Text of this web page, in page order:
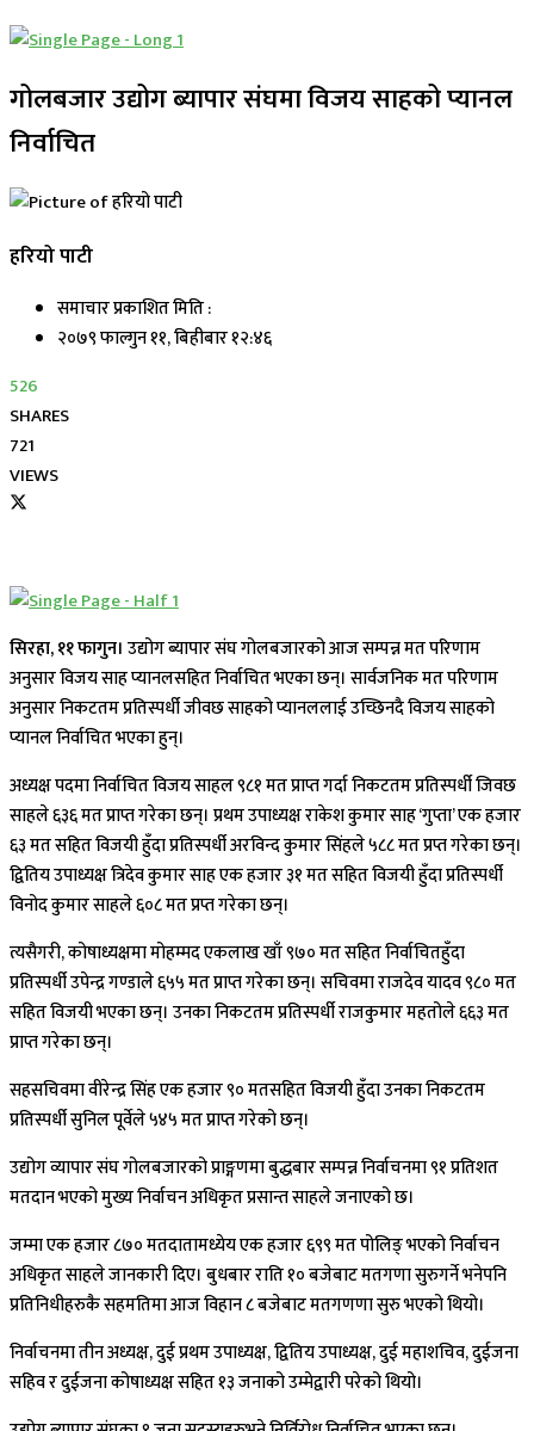
गोलबजार उद्योग ब्यापार संघमा विजय साहको प्यानल
निर्वाचित
हरियो पाटी
समाचार प्रकाशित मिति :
२०७९ फाल्गुन ११, बिहीबार १२:४६
526
SHARES
721
VIEWS
सिरहा, ११ फागुन। उद्योग ब्यापार संघ गोलबजारको आज सम्पन्न मत परिणाम
अनुसार विजय साह प्यानलसहित निर्वाचित भएका छन्। सार्वजनिक मत परिणाम
अनुसार निकटतम प्रतिस्पर्धी जीवछ साहको प्यानललाई उच्छिनदै विजय साहको
प्यानल निर्वाचित भएका हुन्।
अध्यक्ष पदमा निर्वाचित विजय साहल ९८१ मत प्राप्त गर्दा निकटतम प्रतिस्पर्धी जिवछ
साहले ६३६ मत प्राप्त गरेका छन्। प्रथम उपाध्यक्ष राकेश कुमार साह ‘गुप्ता’ एक हजार
६३ मत सहित विजयी हुँदा प्रतिस्पर्धी अरविन्द कुमार सिंहले ५८८ मत प्रप्त गरेका छन्।
द्वितिय उपाध्यक्ष त्रिदेव कुमार साह एक हजार ३१ मत सहित विजयी हुँदा प्रतिस्पर्धी
विनोद कुमार साहले ६०८ मत प्रप्त गरेका छन्।
त्यसैगरी, कोषाध्यक्षमा मोहम्मद एकलाख खाँ ९७० मत सहित निर्वाचितहुँदा
प्रतिस्पर्धी उपेन्द्र गण्डाले ६५५ मत प्राप्त गरेका छन्। सचिवमा राजदेव यादव ९८० मत
सहित विजयी भएका छन्। उनका निकटतम प्रतिस्पर्धी राजकुमार महतोले ६६३ मत
प्राप्त गरेका छन्।
सहसचिवमा वीरेन्द्र सिंह एक हजार ९० मतसहित विजयी हुँदा उनका निकटतम
प्रतिस्पर्धी सुनिल पूर्वेले ५४५ मत प्राप्त गरेको छन्।
उद्योग व्यापार संघ गोलबजारको प्राङ्गणमा बुद्धबार सम्पन्न निर्वाचनमा ९१ प्रतिशत
मतदान भएको मुख्य निर्वाचन अधिकृत प्रसान्त साहले जनाएको छ।
जम्मा एक हजार ८७० मतदातामध्येय एक हजार ६९९ मत पोलिङ् भएको निर्वाचन
अधिकृत साहले जानकारी दिए। बुधबार राति १० बजेबाट मतगणा सुरुगर्ने भनेपनि
प्रतिनिधीहरुकै सहमतिमा आज विहान ८ बजेबाट मतगणणा सुरु भएको थियो।
निर्वाचनमा तीन अध्यक्ष, दुई प्रथम उपाध्यक्ष, द्वितिय उपाध्यक्ष, दुई महाशचिव, दुईजना
सहिव र दुईजना कोषाध्यक्ष सहित १३ जनाको उम्मेद्वारी परेको थियो।